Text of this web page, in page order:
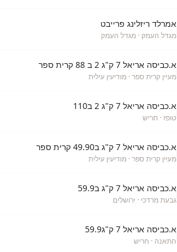
אמרלד ריזלינג פרייבט
מגדל העמק · מגדל העמק
א.כביסה אריאל 7 ק"ג 2 ב 88 קרית ספר
מעיין קרית ספר · מודיעין עילית
א.כביסה אריאל 7 ק"ג 2 ב110
טופז · חריש
א.כביסה אריאל 7 ק"ג ב49.90 קרית ספר
מעיין קרית ספר · מודיעין עילית
א.כביסה אריאל 7 ק"ג ב59.9
גבעת מרדכי · ירושלים
א.כביסה אריאל 7 ק"ג59.9
התאנה · חריש